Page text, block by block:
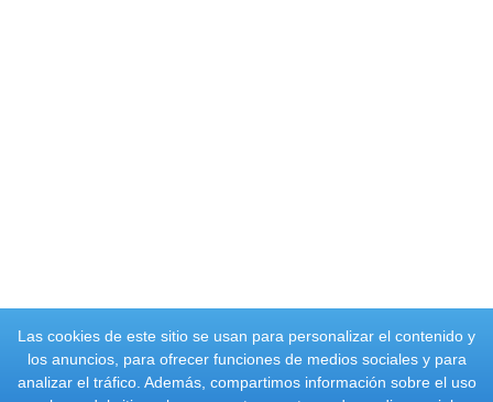
Las cookies de este sitio se usan para personalizar el contenido y
los anuncios, para ofrecer funciones de medios sociales y para
analizar el tráfico. Además, compartimos información sobre el uso